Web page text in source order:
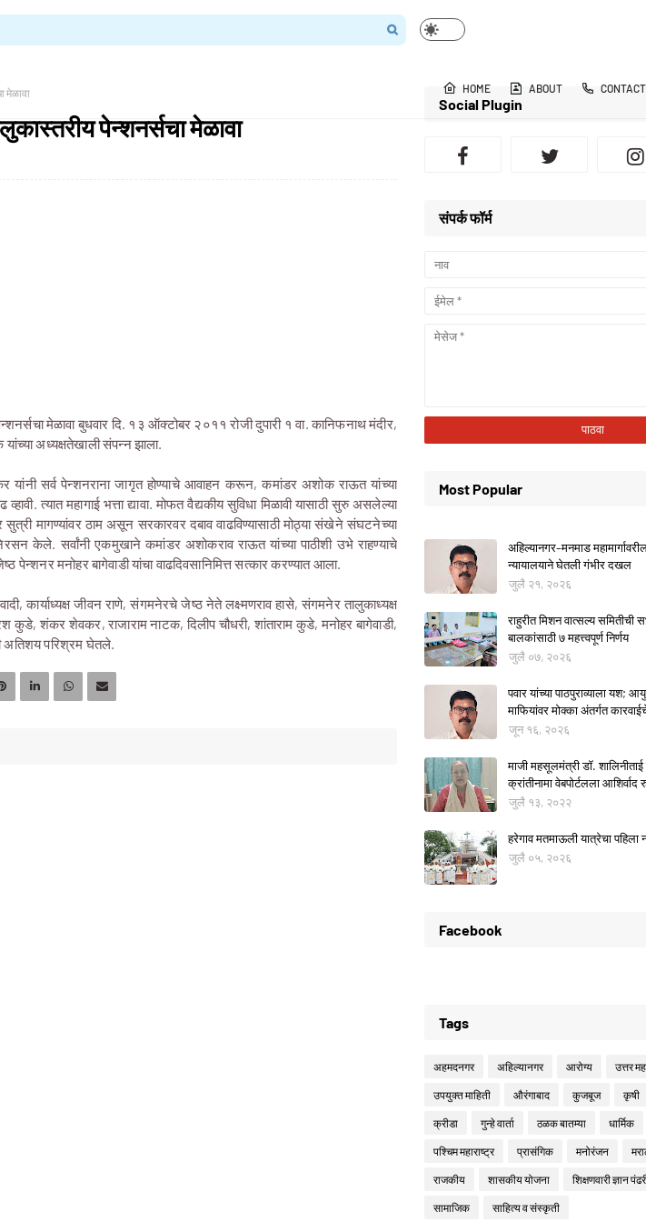
HOME ABOUT CONTACT
मेळावा
पेन्शनर्सचा मेळावा
मेळावा बुधवार दि. १३ ऑक्टोबर २०११ रोजी दुपारी १ वा. कानिफनाथ मंदीर,
अध्यक्षतेखाली संपन्न झाला.
यांनी सर्व पेन्शनराना जागृत होण्याचे आवाहन करून, कमांडर अशोक राऊत यांच्या
त्यात महागाई भत्ता द्यावा. मोफत वैद्यकीय सुविधा मिळावी यासाठी सुरु असलेल्या
सुत्री मागण्यांवर ठाम असून सरकारवर दबाव वाढविण्यासाठी मोठ्या संखेने संघटनेच्या
केले. सर्वांनी एकमुखाने कमांडर अशोकराव राऊत यांच्या पाठीशी उभे राहण्याचे
मनोहर बागेवाडी यांचा वाढदिवसानिमित्त सत्कार करण्यात आला.
कार्याध्यक्ष जीवन राणे, संगमनेरचे जेष्ठ नेते लक्ष्मणराव हासे, संगमनेर तालुकाध्यक्ष
शंकर शेवकर, राजाराम नाटक, दिलीप चौधरी, शांताराम कुडे, मनोहर बागेवाडी,
अतिशय परिश्रम घेतले.
Social Plugin
संपर्क फॉर्म
Most Popular
अहिल्यानगर–मनमाड
न्यायालयाने घेतली गंभीर दखल
जुलै २१, २०२६
राहुरीत मिशन वात्सल्य समितीची
बालकांसाठी ७ महत्त्वपूर्ण निर्णय
जुलै ०७, २०२६
पवार यांच्या पाठपुराव्याला यश;
माफियांवर मोक्का अंतर्गत
जून १६, २०२६
माजी महसूलमंत्री डॉ.
क्रांतीनामा वेबपोर्टलला आशिर्वाद
जुलै १३, २०२२
हरेगाव मतमाऊली यात्रेचा पहिला
जुलै ०५, २०२६
Facebook
Tags
अहमदनगर अहिल्यानगर आरोग्य उत्तर
उपयुक्त माहिती औरंगाबाद कुजबूज कृषी
क्रीडा गुन्हे वार्ता ठळक बातम्या धार्मिक
पश्चिम महाराष्ट्र प्रासंगिक मनोरंजन
राजकीय शासकीय योजना शिक्षणवारी ज्ञान
सामाजिक साहित्य व संस्कृती